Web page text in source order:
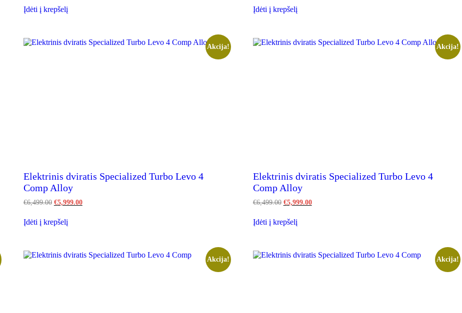
was:
€949.00.
Įdėti į krepšelįproduct
The
was:
€949.00.
Įdėti į krepšelįproduct
The
Akcija!
Elektrinis dviratis Specialized Turbo Levo 4
Comp Alloy
€6,499.00 Original
was:
€6,499.00.
€5,999.00Current
Įdėti į krepšelįproduct
The
Akcija!
Elektrinis dviratis Specialized Turbo Levo 4
Comp Alloy
€6,499.00 Original
was:
€6,499.00.
€5,999.00Current
Įdėti į krepšelįproduct
The
Akcija! Akcija!